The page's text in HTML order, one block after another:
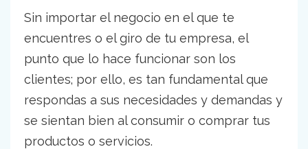
Sin importar el negocio en el que te
encuentres o el giro de tu empresa, el
punto que lo hace funcionar son los
clientes; por ello, es tan fundamental que
respondas a sus necesidades y demandas y
se sientan bien al consumir o comprar tus
productos o servicios.